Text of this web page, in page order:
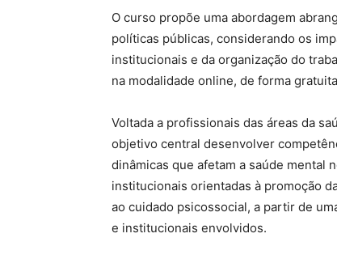
O curso propõe uma abordagem
políticas públicas, considerando os
institucionais e da organização do
na modalidade online, de forma
Voltada a profissionais das áreas da
objetivo central desenvolver
dinâmicas que afetam a saúde mental
institucionais orientadas à promoção
ao cuidado psicossocial, a partir de
e institucionais envolvidos.